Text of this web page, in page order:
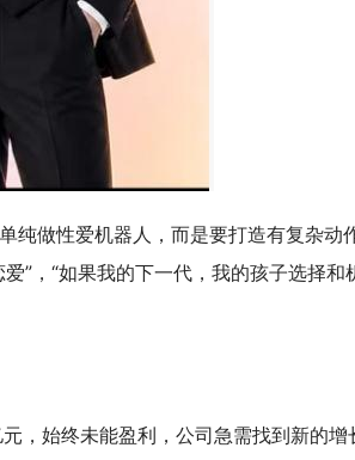
做性爱机器人，而是要打造有复杂动作
”，“如果我的下一代，我的孩子选择和
，始终未能盈利，公司急需找到新的增